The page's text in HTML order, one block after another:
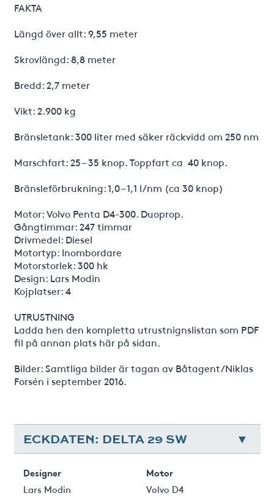
FAKTA
Längd över allt: 9,55 meter
Skrovlängd: 8,8 meter
Bredd: 2,7 meter
Vikt: 2.900 kg
Bränsletank: 300 liter med säker räckvidd om 250 nm
Marschfart: 25 – 35 knop. Toppfart ca 40 knop.
Bränsleförbrukning: 1,0 – 1,1 l/nm (ca 30 knop)
Motor: Volvo Penta D4-300. Duoprop.
Gångtimmar: 247 timmar
Drivmedel: Diesel
Motortyp: Inombordare
Motorstorlek: 300 hk
Design: Lars Modin
Kojplatser: 4
UTRUSTNING
Ladda hen den kompletta utrustnignslistan som PDF
fil på annan plats här på sidan.
Bilder: Samtliga bilder är tagan av Båtagent/Niklas
Forsén i september 2016.
ECKDATEN: DELTA 29 SW
Designer
Lars Modin
Motor
Volvo D4